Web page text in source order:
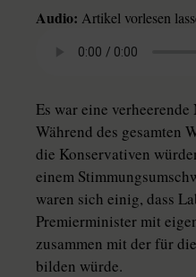
Audio: Artikel vorlesen
Es war eine
Während des gesamten
die Konservativen
einem
waren sich einig, dass
Premierminister mit
zusammen mit der für
bilden würde.